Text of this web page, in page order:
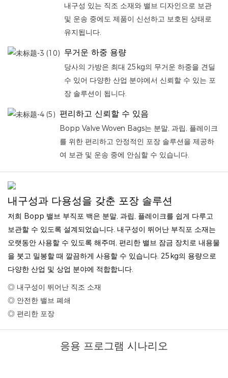
내구성 있는 직조 소재와 밸브 디자인으로 보관
및 운송 중에도 제품이 신선하고 보호된 상태로
유지됩니다.
무거운 하중 용량
당사의 가방은 최대 25kg의 무거운 하중을 견딜
수 있어 다양한 산업 분야에서 신뢰할 수 있는 포
장 솔루션이 됩니다.
편리하고 신뢰할 수 있음
Bopp Valve Woven Bags는 분말, 과립, 플레이크
를 위한 편리하고 안정적인 포장 솔루션을 제공하
여 보관 및 운송 중에 안심할 수 있습니다.
내구성과 다용성을 갖춘 포장 솔루션
저희 Bopp 밸브 부직포 백은 분말, 과립, 플레이크를 쉽게 다루고
보관할 수 있도록 설계되었습니다. 내구성이 뛰어난 부직포 소재는
오랫동안 사용할 수 있도록 해주며, 편리한 밸브 잠금 장치로 내용물
을 붓고 밀봉할 때 깔끔하게 사용할 수 있습니다. 25kg의 용량으로
다양한 산업 및 상업 분야에 적합합니다.
◎ 내구성이 뛰어난 직조 소재
◎ 안전한 밸브 폐쇄
◎ 편리한 포장
응용 프로그램 시나리오